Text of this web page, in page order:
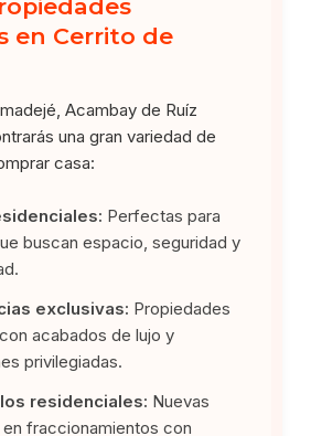
en Cerrito de
Acambay de Ruíz
una gran variedad de
casa:
Perfectas para
buscan espacio, seguridad y
exclusivas: Propiedades
acabados de lujo y
privilegiadas.
residenciales: Nuevas
fraccionamientos con